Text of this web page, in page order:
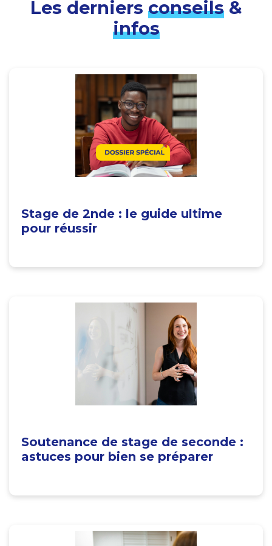
Les derniers conseils&
infos
Stage de 2nde : le guide ultime
pour réussir
Soutenance de stage de seconde :
astuces pour bien se préparer